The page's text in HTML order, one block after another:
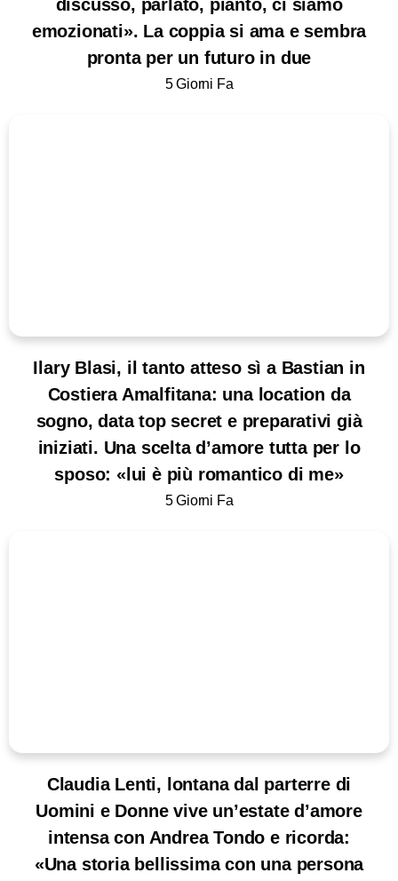
discusso, parlato, pianto, ci siamo
emozionati». La coppia si ama e sembra
pronta per un futuro in due
5 Giorni Fa
Ilary Blasi, il tanto atteso sì a Bastian in
Costiera Amalfitana: una location da
sogno, data top secret e preparativi già
iniziati. Una scelta d’amore tutta per lo
sposo: «lui è più romantico di me»
5 Giorni Fa
Claudia Lenti, lontana dal parterre di
Uomini e Donne vive un’estate d’amore
intensa con Andrea Tondo e ricorda:
«Una storia bellissima con una persona